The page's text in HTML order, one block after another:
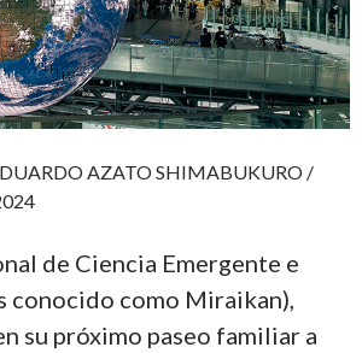
AZATO SHIMABUKURO /
de Ciencia Emergente e
conocido como Miraikan),
su próximo paseo familiar a